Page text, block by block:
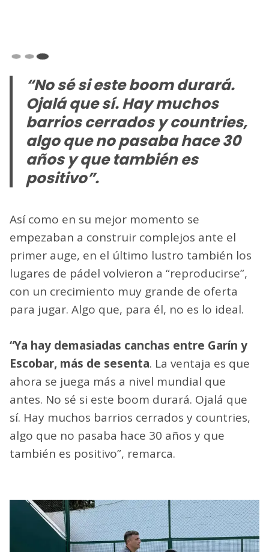
“No sé si este boom durará.
Ojalá que sí. Hay muchos
barrios cerrados y countries,
algo que no pasaba hace 30
años y que también es
positivo”.
Así como en su mejor momento se
empezaban a construir complejos ante el
primer auge, en el último lustro también los
lugares de pádel volvieron a “reproducirse”,
con un crecimiento muy grande de oferta
para jugar. Algo que, para él, no es lo ideal.
“Ya hay demasiadas canchas entre Garín y
Escobar, más de sesenta. La ventaja es que
ahora se juega más a nivel mundial que
antes. No sé si este boom durará. Ojalá que
sí. Hay muchos barrios cerrados y countries,
algo que no pasaba hace 30 años y que
también es positivo”, remarca.